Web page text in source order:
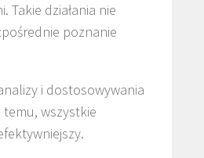
działania nie
poznanie
i dostosowywania
wszystkie